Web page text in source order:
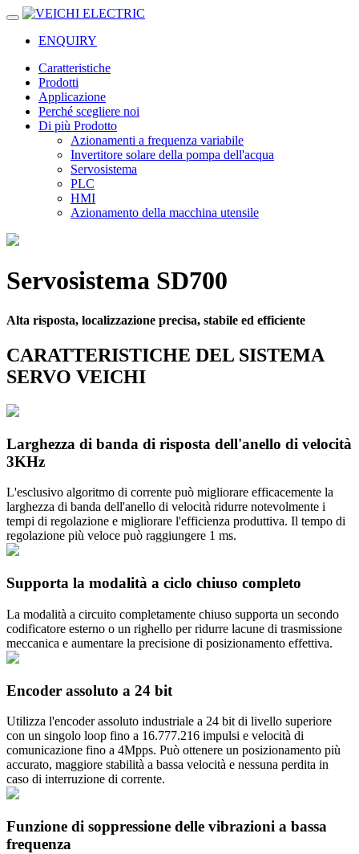
ENQUIRY
Caratteristiche
Prodotti
Applicazione
Perché scegliere noi
Di più Prodotto
Azionamenti a frequenza variabile
Invertitore solare della pompa dell'acqua
Servosistema
PLC
HMI
Azionamento della macchina utensile
Servosistema SD700
Alta risposta, localizzazione precisa, stabile ed efficiente
CARATTERISTICHE DEL SISTEMA
SERVO VEICHI
Larghezza di banda di risposta dell'anello di velocità
3KHz
L'esclusivo algoritmo di corrente può migliorare efficacemente la
larghezza di banda dell'anello di velocità ridurre notevolmente i
tempi di regolazione e migliorare l'efficienza produttiva. Il tempo di
regolazione più veloce può raggiungere 1 ms.
Supporta la modalità a ciclo chiuso completo
La modalità a circuito completamente chiuso supporta un secondo
codificatore esterno o un righello per ridurre lacune di trasmissione
meccanica e aumentare la precisione di posizionamento effettiva.
Encoder assoluto a 24 bit
Utilizza l'encoder assoluto industriale a 24 bit di livello superiore
con un singolo loop fino a 16.777.216 impulsi e velocità di
comunicazione fino a 4Mpps. Può ottenere un posizionamento più
accurato, maggiore stabilità a bassa velocità e nessuna perdita in
caso di interruzione di corrente.
Funzione di soppressione delle vibrazioni a bassa
frequenza